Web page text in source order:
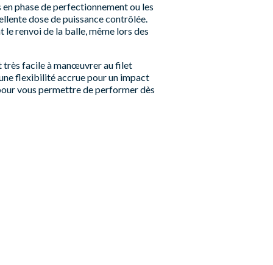
phase de perfectionnement ou les
dose de puissance contrôlée.
renvoi de la balle, même lors des
très facile à manœuvrer au filet
flexibilité accrue pour un impact
vous permettre de performer dès